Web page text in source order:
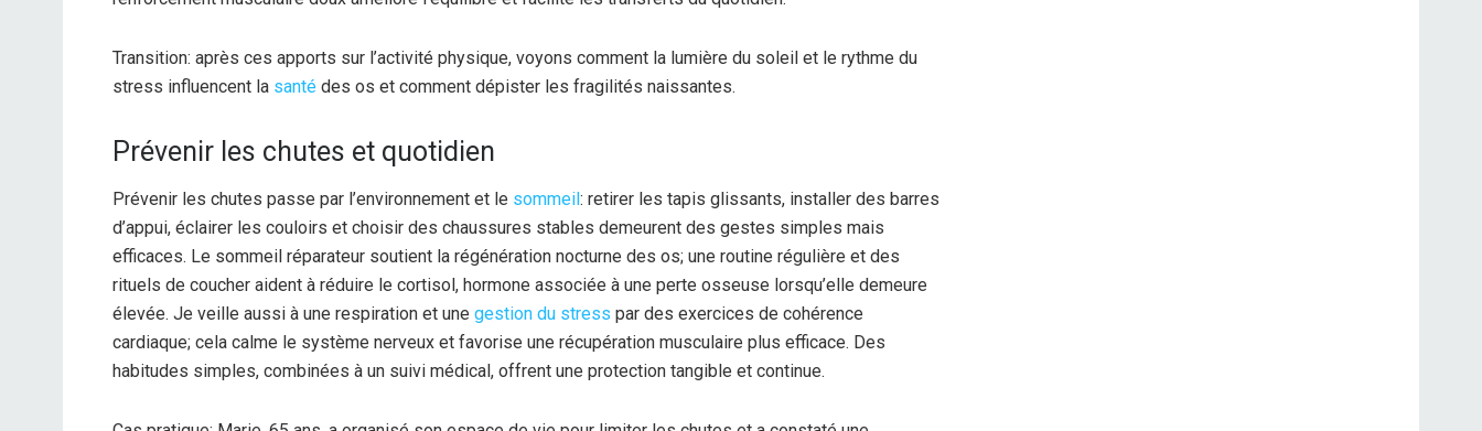
Transition: après ces apports sur l’activité physique, voyons comment la lumière du soleil et le rythme du
stress influencent la santé des os et comment dépister les fragilités naissantes.
Prévenir les chutes et quotidien
Prévenir les chutes passe par l’environnement et le sommeil: retirer les tapis glissants, installer des barres
d’appui, éclairer les couloirs et choisir des chaussures stables demeurent des gestes simples mais
efficaces. Le sommeil réparateur soutient la régénération nocturne des os; une routine régulière et des
rituels de coucher aident à réduire le cortisol, hormone associée à une perte osseuse lorsqu’elle demeure
élevée. Je veille aussi à une respiration et une gestion du stress par des exercices de cohérence
cardiaque; cela calme le système nerveux et favorise une récupération musculaire plus efficace. Des
habitudes simples, combinées à un suivi médical, offrent une protection tangible et continue.